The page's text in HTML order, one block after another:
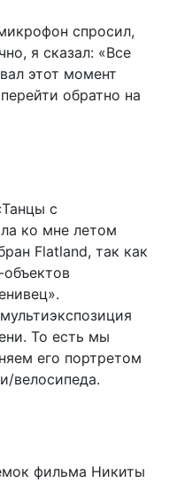
спросил,
я сказал: «Все
этот момент
обратно на
с
ко мне летом
Flatland, так как
То есть мы
его портретом
велосипеда.
фильма Никиты